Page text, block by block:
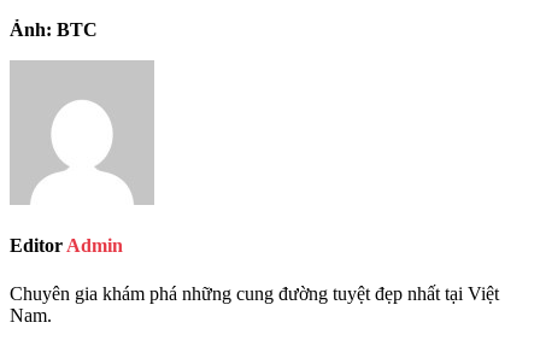
Ảnh: BTC
Editor Admin
Chuyên gia khám phá những cung đường tuyệt đẹp nhất tại Việt
Nam.